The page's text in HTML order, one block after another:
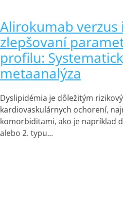
Alirokumab verzus
zlepšovaní
profilu:
metaanalýza
Dyslipidémia je dôležitým
kardiovaskulárnych ochorení,
komorbiditami, ako je napríklad
alebo 2. typu...